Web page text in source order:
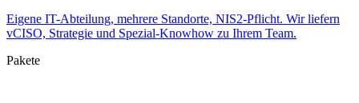
Eigene IT-Abteilung, mehrere Standorte, NIS2-Pflicht. Wir liefern
vCISO, Strategie und Spezial-Knowhow zu Ihrem Team.
Pakete